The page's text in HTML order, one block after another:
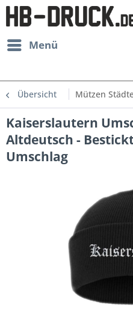
Menü
Übersicht Mützen
Kaiserslautern
Altdeutsch -
Umschlag